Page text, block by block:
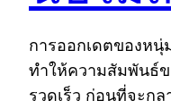
การออกเดตของห
ทำให้ความสัมพันธ์
รวดเร็ว ก่อนที่จะก